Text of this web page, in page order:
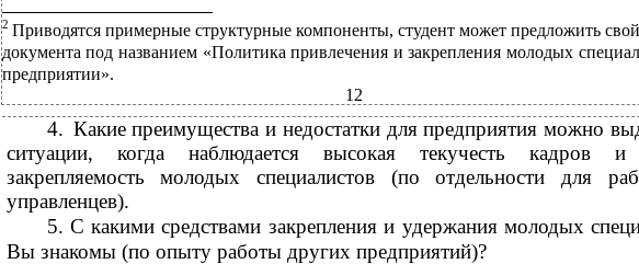
2 Приводятся примерные структурные компоненты, студент может предложить
документа под названием «Политика привлечения и закрепления молодых
предприятии».
12
4. Какие преимущества и недостатки для предприятия можно
ситуации, когда наблюдается высокая текучесть кадров и
закрепляемость молодых специалистов (по отдельности для
управленцев).
5. С какими средствами закрепления и удержания молодых
Вы знакомы (по опыту работы других предприятий)?